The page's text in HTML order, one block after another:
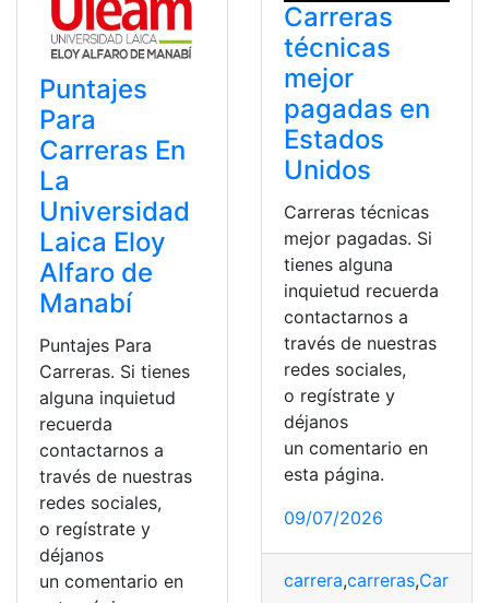
Puntajes
Para
Carreras En
La
Universidad
Laica Eloy
Alfaro de
Manabí
Puntajes Para
Carreras. Si tienes
alguna inquietud
recuerda
contactarnos a
través de nuestras
redes sociales,
o regístrate y
déjanos
un comentario en
Carreras
técnicas
mejor
pagadas en
Estados
Unidos
Carreras técnicas
mejor pagadas. Si
tienes alguna
inquietud recuerda
contactarnos a
través de nuestras
redes sociales,
o regístrate y
déjanos
un comentario en
esta página.
09/07/2026
carrera,carreras,